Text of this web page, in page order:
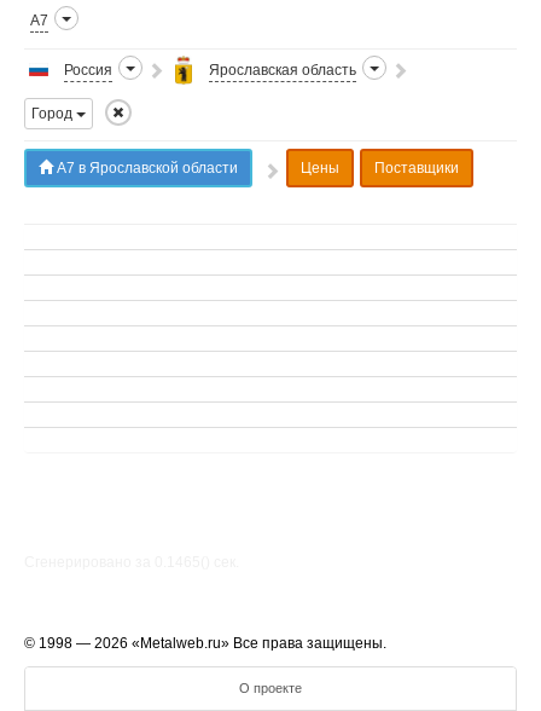
А7
Россия Ярославская область
Город
А7 в Ярославской области Цены Поставщики
© 1998 — 2026 «Metalweb.ru» Все права защищены.
О проекте